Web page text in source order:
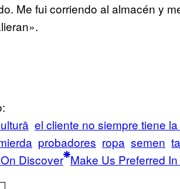
Me fui corriendo al almacén y
el cliente no siempre tiene
probadores ropa semen
Discover Make Us Preferred